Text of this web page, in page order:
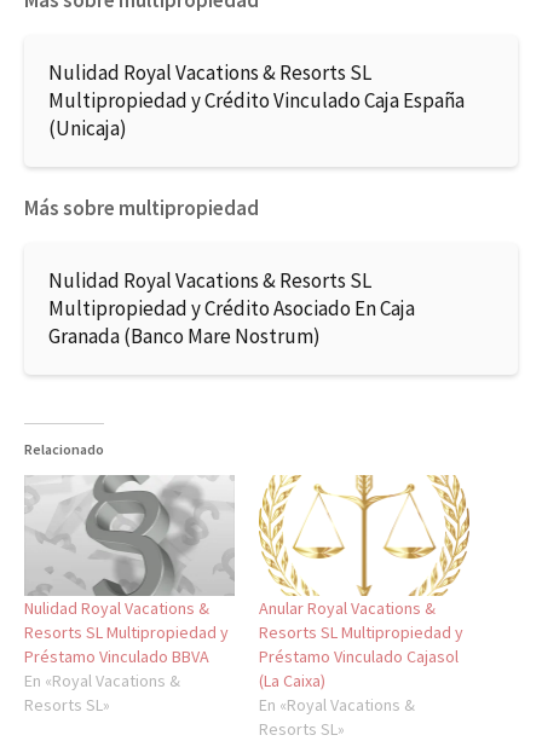
Nulidad Royal Vacations & Resorts SL
Multipropiedad y Crédito Vinculado Caja España
(Unicaja)
Más sobre multipropiedad
Nulidad Royal Vacations & Resorts SL
Multipropiedad y Crédito Asociado En Caja
Granada (Banco Mare Nostrum)
Relacionado
Nulidad Royal Vacations &
Resorts SL Multipropiedad y
Préstamo Vinculado BBVA
En «Royal Vacations &
Resorts SL»
Anular Royal Vacations &
Resorts SL Multipropiedad y
Préstamo Vinculado Cajasol
(La Caixa)
En «Royal Vacations &
Resorts SL»